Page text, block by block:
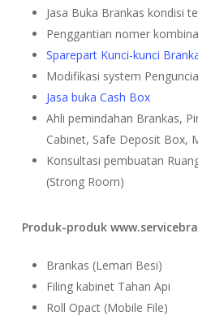
Jasa Buka Brankas kondisi
Penggantian nomer
Sparepart Kunci-kunci
Modifikasi system
Jasa buka Cash Box
Ahli pemindahan Brankas,
Cabinet, Safe Deposit Box,
Konsultasi pembuatan
(Strong Room)
Produk-produk
Brankas (Lemari Besi)
Filing kabinet Tahan Api
Roll Opact (Mobile File)